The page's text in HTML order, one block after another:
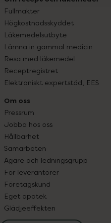
Fullmakter
Högkostnadsskyddet
Läkemedelsutbyte
Lämna in gammal medicin
Resa med läkemedel
Receptregistret
Elektroniskt expertstöd, EES
Om oss
Pressrum
Jobba hos oss
Hållbarhet
Samarbeten
Ägare och ledningsgrupp
För leverantörer
Företagskund
Eget apotek
Glädjeeffekten